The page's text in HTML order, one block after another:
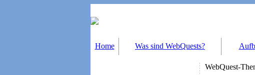
Home Was sind WebQuests?
WebQuest-